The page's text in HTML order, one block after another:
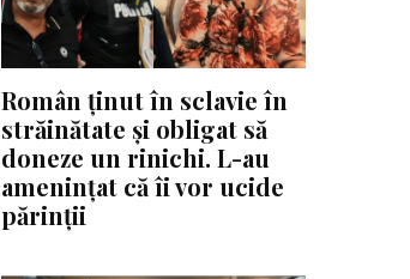
Român ținut în sclavie în
străinătate și obligat să
doneze un rinichi. L-au
amenințat că îi vor ucide
părinții